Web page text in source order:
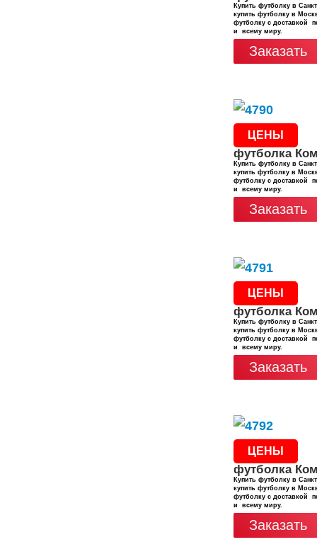
Купить футболку в
купить футболку в
футболку с доставкой
и всему миру.
Заказать
ЦЕНЫ
футболка
Купить футболку в
купить футболку в
футболку с доставкой
и всему миру.
Заказать
ЦЕНЫ
футболка
Купить футболку в
купить футболку в
футболку с доставкой
и всему миру.
Заказать
ЦЕНЫ
футболка
Купить футболку в
купить футболку в
футболку с доставкой
и всему миру.
Заказать